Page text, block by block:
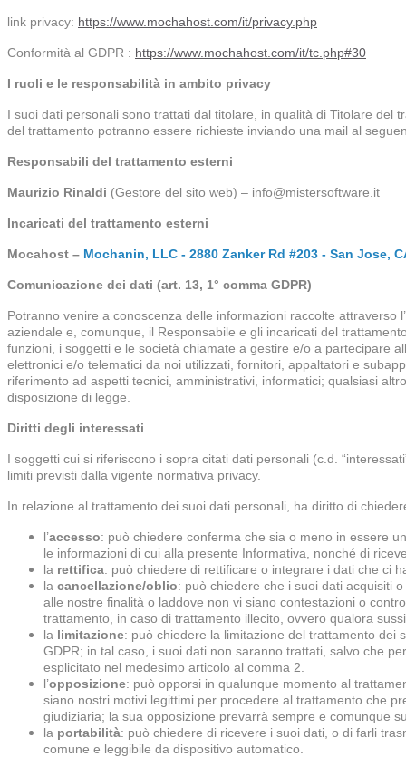
link privacy: https://www.mochahost.com/it/privacy.php
Conformità al GDPR : https://www.mochahost.com/it/tc.php#30
I ruoli e le responsabilità in ambito privacy
I suoi dati personali sono trattati dal titolare, in qualità di Titolare del
del trattamento potranno essere richieste inviando una mail al
Responsabili del trattamento esterni
Maurizio Rinaldi (Gestore del sito web) – info@mistersoftware.it
Incaricati del trattamento esterni
Mocahost – Mochanin, LLC - 2880 Zanker Rd #203 - San Jose,
Comunicazione dei dati (art. 13, 1° comma GDPR)
Potranno venire a conoscenza delle informazioni raccolte attraverso
aziendale e, comunque, il Responsabile e gli incaricati del
funzioni, i soggetti e le società chiamate a gestire e/o a partecipare
elettronici e/o telematici da noi utilizzati, fornitori, appaltatori e
riferimento ad aspetti tecnici, amministrativi, informatici; qualsiasi
disposizione di legge.
Diritti degli interessati
I soggetti cui si riferiscono i sopra citati dati personali (c.d.
limiti previsti dalla vigente normativa privacy.
In relazione al trattamento dei suoi dati personali, ha diritto di
l’accesso: può chiedere conferma che sia o meno in essere
le informazioni di cui alla presente Informativa, nonché di
la rettifica: può chiedere di rettificare o integrare i dati che ci
la cancellazione/oblio: può chiedere che i suoi dati acquisiti
alle nostre finalità o laddove non vi siano contestazioni o
trattamento, in caso di trattamento illecito, ovvero qualora
la limitazione: può chiedere la limitazione del trattamento dei
GDPR; in tal caso, i suoi dati non saranno trattati, salvo che
esplicitato nel medesimo articolo al comma 2.
l’opposizione: può opporsi in qualunque momento al
siano nostri motivi legittimi per procedere al trattamento che
giudiziaria; la sua opposizione prevarrà sempre e comunque
la portabilità: può chiedere di ricevere i suoi dati, o di farli
comune e leggibile da dispositivo automatico.